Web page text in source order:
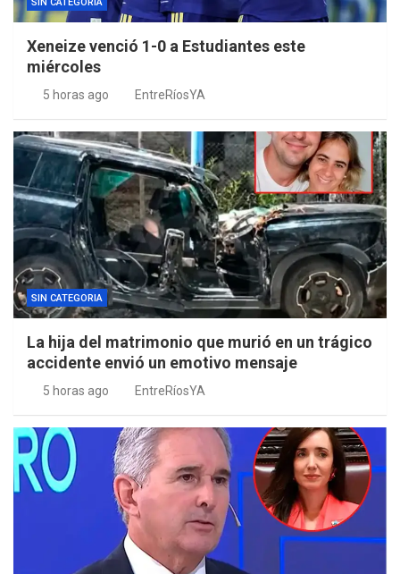
SIN CATEGORIA
Xeneize venció 1-0 a Estudiantes este
miércoles
5 horas ago EntreRíosYA
SIN CATEGORIA
La hija del matrimonio que murió en un trágico
accidente envió un emotivo mensaje
5 horas ago EntreRíosYA